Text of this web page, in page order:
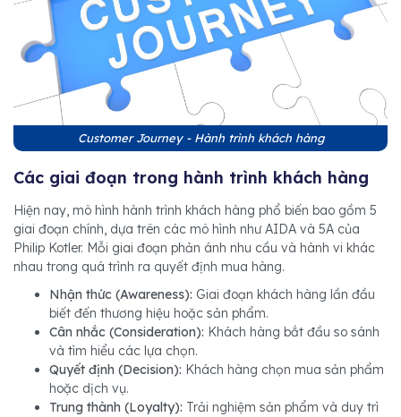
Customer Journey - Hành trình khách hàng
Các giai đoạn trong hành trình khách hàng
Hiện nay, mô hình hành trình khách hàng phổ biến bao gồm 5
giai đoạn chính, dựa trên các mô hình như AIDA và 5A của
Philip Kotler. Mỗi giai đoạn phản ánh nhu cầu và hành vi khác
nhau trong quá trình ra quyết định mua hàng.
Nhận thức (Awareness): Giai đoạn khách hàng lần đầu
biết đến thương hiệu hoặc sản phẩm.
Cân nhắc (Consideration): Khách hàng bắt đầu so sánh
và tìm hiểu các lựa chọn.
Quyết định (Decision): Khách hàng chọn mua sản phẩm
hoặc dịch vụ.
Trung thành (Loyalty): Trải nghiệm sản phẩm và duy trì